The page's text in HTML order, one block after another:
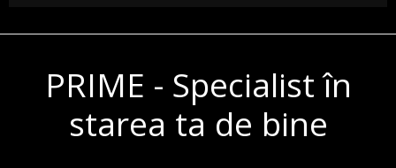
PRIME - Specialist în
starea ta de bine